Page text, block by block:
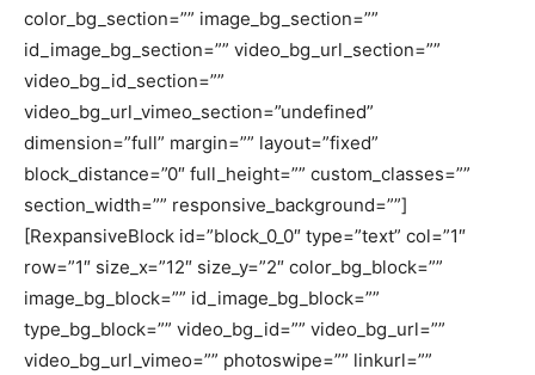
color_bg_section=”” image_bg_section=””
id_image_bg_section=”” video_bg_url_section=””
video_bg_id_section=””
video_bg_url_vimeo_section=”undefined”
dimension=”full” margin=”” layout=”fixed”
block_distance=”0″ full_height=”” custom_classes=””
section_width=”” responsive_background=””]
[RexpansiveBlock id=”block_0_0″ type=”text” col=”1″
row=”1″ size_x=”12″ size_y=”2″ color_bg_block=””
image_bg_block=”” id_image_bg_block=””
type_bg_block=”” video_bg_id=”” video_bg_url=””
video_bg_url_vimeo=”” photoswipe=”” linkurl=””